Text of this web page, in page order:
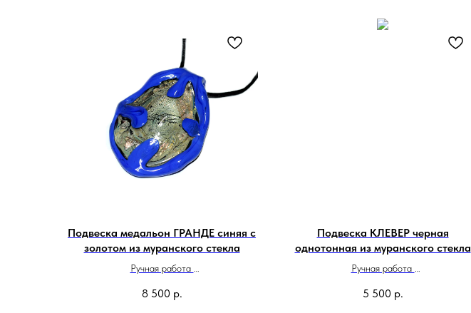
Подвеска медальон ГРАНДЕ синяя с
золотом из муранского стекла
Ручная работа
8 500 р.
Подвеска КЛЕВЕР черная
однотонная из муранского стекла
Ручная работа
5 500 р.